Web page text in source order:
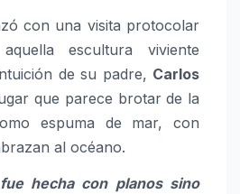
con una visita protocolar
escultura viviente
de su padre, Carlos
que parece brotar de la
espuma de mar, con
al océano.
hecha con planos sino